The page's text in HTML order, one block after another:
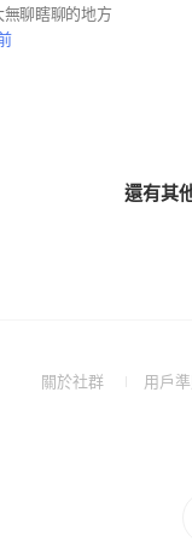
聊瞎聊的地方
還有其
關於社群
(Open用戶